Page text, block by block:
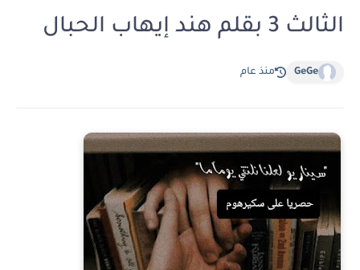
الثالث 3 بقلم هند إيهاب الحبال
GeGe منذ عام